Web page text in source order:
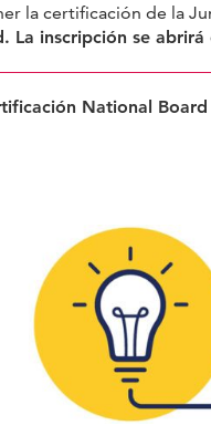
la certificación de la
La inscripción se
National Board